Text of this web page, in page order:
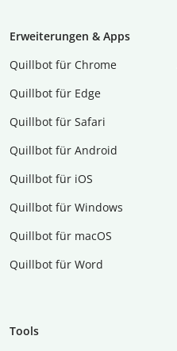
Erweiterungen & Apps
Quillbot für Chrome
Quillbot für Edge
Quillbot für Safari
Quillbot für Android
Quillbot für iOS
Quillbot für Windows
Quillbot für macOS
Quillbot für Word
Tools